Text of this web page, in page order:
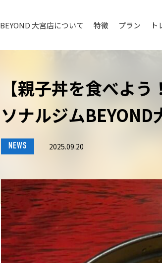
BEYOND 大宮店について 特徴 プラン ト
【親子丼を食べよ
ソナルジムBEYOND
NEWS 2025.09.20